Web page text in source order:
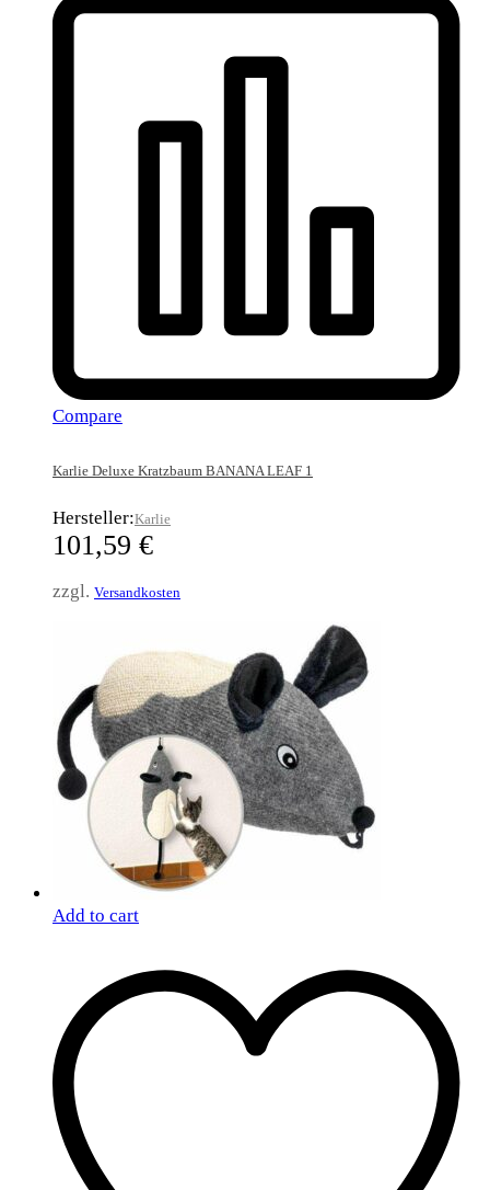
Compare
Karlie Deluxe Kratzbaum BANANA LEAF 1
Hersteller:Karlie
101,59 €
zzgl. Versandkosten
Add to cart